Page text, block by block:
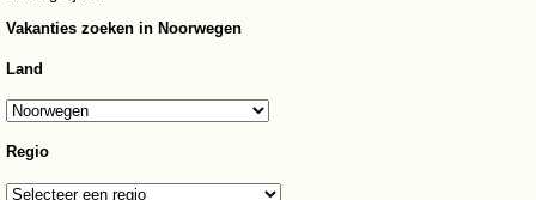
Vakanties zoeken in Noorwegen
Land
Regio